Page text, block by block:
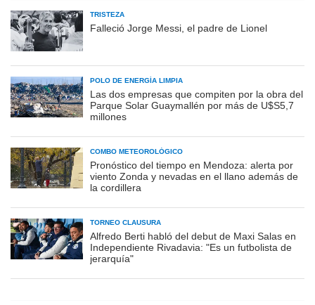
TRISTEZA
Falleció Jorge Messi, el padre de Lionel
POLO DE ENERGÍA LIMPIA
Las dos empresas que compiten por la obra del
Parque Solar Guaymallén por más de U$S5,7
millones
COMBO METEOROLÓGICO
Pronóstico del tiempo en Mendoza: alerta por
viento Zonda y nevadas en el llano además de
la cordillera
TORNEO CLAUSURA
Alfredo Berti habló del debut de Maxi Salas en
Independiente Rivadavia: "Es un futbolista de
jerarquía"